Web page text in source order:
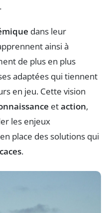
dans leur
ainsi à
de plus en plus
adaptées qui tiennent
en jeu. Cette vision
etaction,
les enjeux
place des solutions qui
.